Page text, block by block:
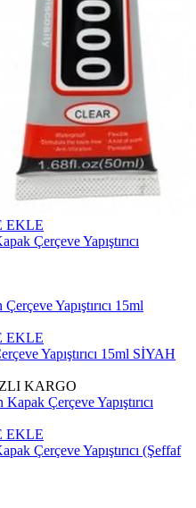
EKLE
Çerçeve Yapıştırıcı
EKLE
Yapıştırıcı 15ml SİYAH
KARGO
EKLE
Çerçeve Yapıştırıcı (Şeffaf